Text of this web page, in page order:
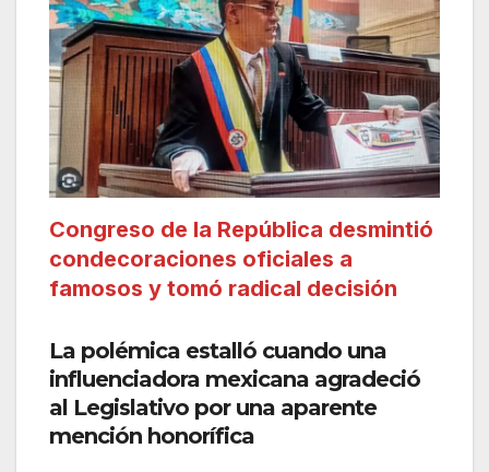
Congreso de la República desmintió
condecoraciones oficiales a
famosos y tomó radical decisión
La polémica estalló cuando una
influenciadora mexicana agradeció
al Legislativo por una aparente
mención honorífica